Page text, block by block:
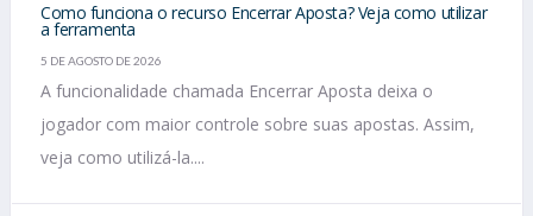
Como funciona o recurso Encerrar Aposta? Veja como utilizar
a ferramenta
5 DE AGOSTO DE 2026
A funcionalidade chamada Encerrar Aposta deixa o
jogador com maior controle sobre suas apostas. Assim,
veja como utilizá-la....